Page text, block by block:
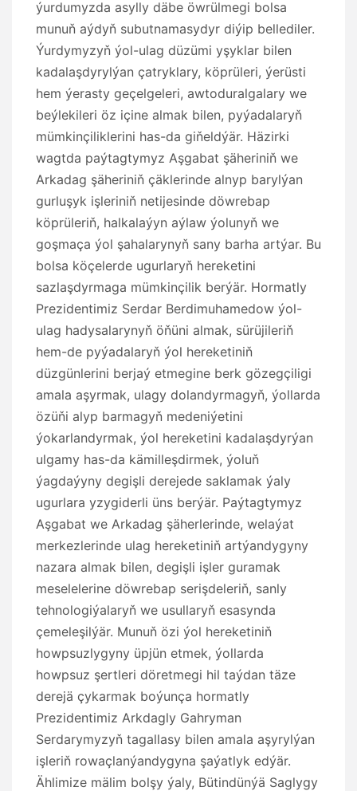
ýurdumyzda asylly däbe öwrülmegi bolsa
munuň aýdyň subutnamasydyr diýip bellediler.
Ýurdymyzyň ýol-ulag düzümi yşyklar bilen
kadalaşdyrylýan çatryklary, köprüleri, ýerüsti
hem ýerasty geçelgeleri, awtoduralgalary we
beýlekileri öz içine almak bilen, pyýadalaryň
mümkinçiliklerini has-da giňeldýär. Häzirki
wagtda paýtagtymyz Aşgabat şäheriniň we
Arkadag şäheriniň çäklerinde alnyp barylýan
gurluşyk işleriniň netijesinde döwrebap
köprüleriň, halkalaýyn aýlaw ýolunyň we
goşmaça ýol şahalarynyň sany barha artýar. Bu
bolsa köçelerde ugurlaryň hereketini
sazlaşdyrmaga mümkinçilik berýär. Hormatly
Prezidentimiz Serdar Berdimuhamedow ýol-
ulag hadysalarynyň öňüni almak, sürüjileriň
hem-de pyýadalaryň ýol hereketiniň
düzgünlerini berjaý etmegine berk gözegçiligi
amala aşyrmak, ulagy dolandyrmagyň, ýollarda
özüňi alyp barmagyň medeniýetini
ýokarlandyrmak, ýol hereketini kadalaşdyrýan
ulgamy has-da kämilleşdirmek, ýoluň
ýagdaýyny degişli derejede saklamak ýaly
ugurlara yzygiderli üns berýär. Paýtagtymyz
Aşgabat we Arkadag şäherlerinde, welaýat
merkezlerinde ulag hereketiniň artýandygyny
nazara almak bilen, degişli işler guramak
meselelerine döwrebap serişdeleriň, sanly
tehnologiýalaryň we usullaryň esasynda
çemeleşilýär. Munuň özi ýol hereketiniň
howpsuzlygyny üpjün etmek, ýollarda
howpsuz şertleri döretmegi hil taýdan täze
derejä çykarmak boýunça hormatly
Prezidentimiz Arkdagly Gahryman
Serdarymyzyň tagallasy bilen amala aşyrylýan
işleriň rowaçlanýandygyna şaýatlyk edýär.
Ählimize mälim bolşy ýaly, Bütindünýä Saglygy